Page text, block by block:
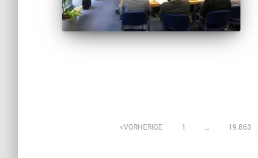
Beitragsnavigation
VORHERIGE 1 … 19.863